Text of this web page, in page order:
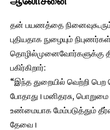
தன் பயணத்தை
புதியதாக நுழையும்
தொழில்முனைவோர்களுக்கு
பகிர்கிறார்:
“இந்த துறையில் வெற்றி பெற
போதாது। மனிதரசு,
உண்மையாக மேம்படுத்தும்
தேவை।